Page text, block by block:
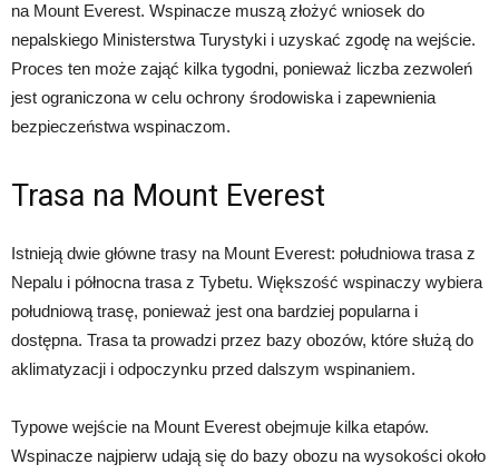
na Mount Everest. Wspinacze muszą złożyć wniosek do
nepalskiego Ministerstwa Turystyki i uzyskać zgodę na wejście.
Proces ten może zająć kilka tygodni, ponieważ liczba zezwoleń
jest ograniczona w celu ochrony środowiska i zapewnienia
bezpieczeństwa wspinaczom.
Trasa na Mount Everest
Istnieją dwie główne trasy na Mount Everest: południowa trasa z
Nepalu i północna trasa z Tybetu. Większość wspinaczy wybiera
południową trasę, ponieważ jest ona bardziej popularna i
dostępna. Trasa ta prowadzi przez bazy obozów, które służą do
aklimatyzacji i odpoczynku przed dalszym wspinaniem.
Typowe wejście na Mount Everest obejmuje kilka etapów.
Wspinacze najpierw udają się do bazy obozu na wysokości około